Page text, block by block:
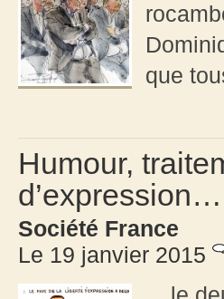
que
Humour,
d’expression…
Société France
Le 19 janvier 2015